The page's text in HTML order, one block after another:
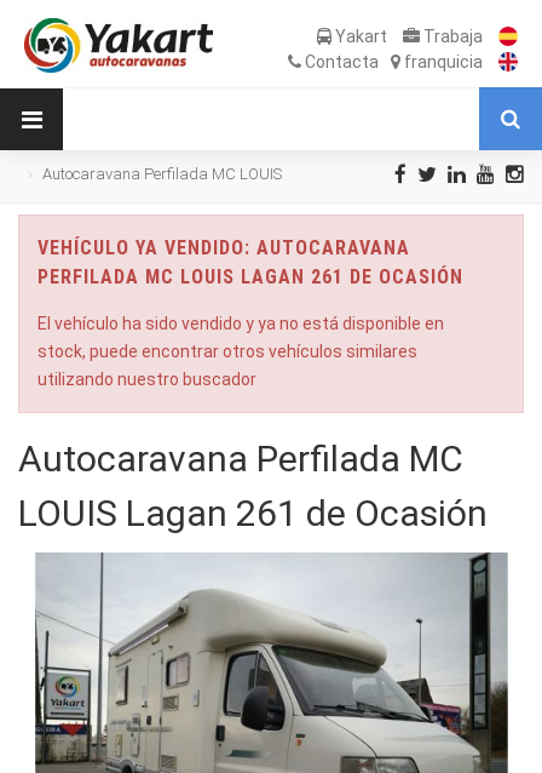
Yakart
Trabaja
Contacta
franquicia
Autocaravana Perfilada MC LOUIS
VEHÍCULO YA VENDIDO: AUTOCARAVANA
PERFILADA MC LOUIS LAGAN 261 DE OCASIÓN
El vehículo ha sido vendido y ya no está disponible en
stock, puede encontrar otros vehículos similares
utilizando nuestro buscador
Autocaravana Perfilada MC
LOUIS Lagan 261 de Ocasión